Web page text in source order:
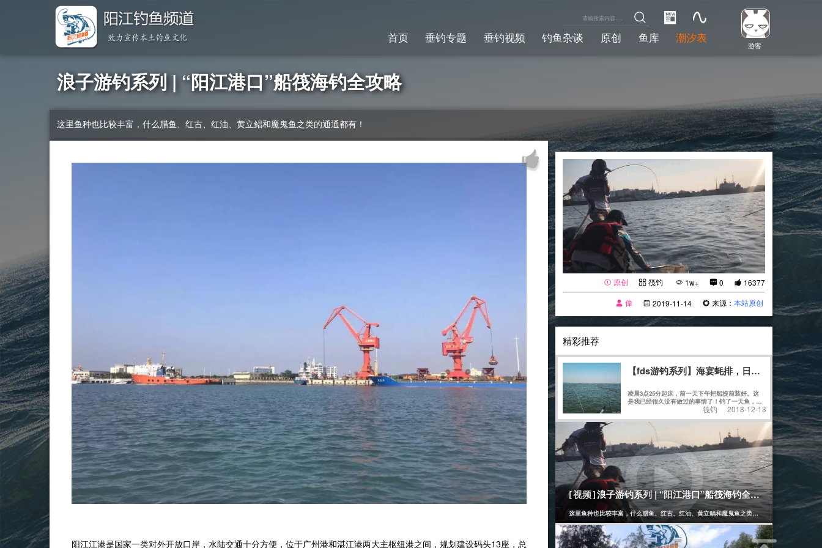
游客
首页 垂钓专题 垂钓视频 钓鱼杂谈 原创 鱼库 潮汐表
浪子游钓系列 | “阳江港口”船筏海钓全攻略
这里鱼种也比较丰富，什么腊鱼、红古、红油、黄立鲳和魔鬼鱼之类的通通都有！
阳江江港是国家一类对外开放口岸，水陆交通十分方便，位于广州港和湛江港两大主枢纽港之间，规划建设码头13座，总
原创 筏钓 1w+ 0
16377
偉
2019-11-14 来源：本站原创
精彩推荐
【fds游钓系列】海宴蚝排，日水出击
凌晨3点25分起床，前一天下午把船提前装好。这
是我已经很久没有做过的事情了！钓了一天鱼，天
黑归航，装船上车，看了一下时间是21点21
分........
筏钓 2018-12-13
[筏钓] 2019-11-14
[视频]浪子游钓系列 | “阳江港口”船筏海钓全攻略
这里鱼种也比较丰富，什么腊鱼、红古、红油、黄立鲳和魔鬼鱼之类的通通都有！
[筏钓] 2021-04-29